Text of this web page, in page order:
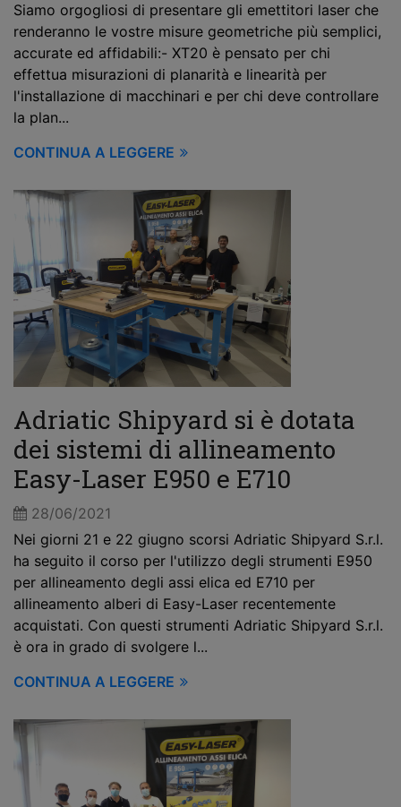
Siamo orgogliosi di presentare gli emettitori laser che
renderanno le vostre misure geometriche più semplici,
accurate ed affidabili:- XT20 è pensato per chi
effettua misurazioni di planarità e linearità per
l'installazione di macchinari e per chi deve controllare
la plan...
CONTINUA A LEGGERE
Adriatic Shipyard si è dotata
dei sistemi di allineamento
Easy-Laser E950 e E710
28/06/2021
Nei giorni 21 e 22 giugno scorsi Adriatic Shipyard S.r.l.
ha seguito il corso per l'utilizzo degli strumenti E950
per allineamento degli assi elica ed E710 per
allineamento alberi di Easy-Laser recentemente
acquistati. Con questi strumenti Adriatic Shipyard S.r.l.
è ora in grado di svolgere l...
CONTINUA A LEGGERE